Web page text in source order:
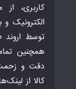
کاربری،
الکترونیک
توسط اروند
همچنین
دقت و زحمت
کالا از